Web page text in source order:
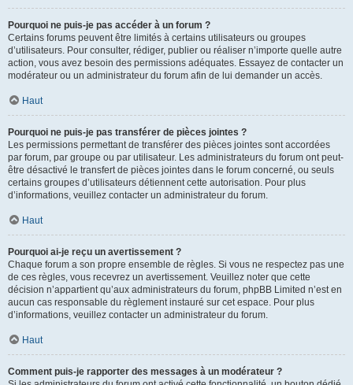
Pourquoi ne puis-je pas accéder à un forum ?
Certains forums peuvent être limités à certains utilisateurs ou groupes
d’utilisateurs. Pour consulter, rédiger, publier ou réaliser n’importe quelle autre
action, vous avez besoin des permissions adéquates. Essayez de contacter un
modérateur ou un administrateur du forum afin de lui demander un accès.
Haut
Pourquoi ne puis-je pas transférer de pièces jointes ?
Les permissions permettant de transférer des pièces jointes sont accordées
par forum, par groupe ou par utilisateur. Les administrateurs du forum ont peut-
être désactivé le transfert de pièces jointes dans le forum concerné, ou seuls
certains groupes d’utilisateurs détiennent cette autorisation. Pour plus
d’informations, veuillez contacter un administrateur du forum.
Haut
Pourquoi ai-je reçu un avertissement ?
Chaque forum a son propre ensemble de règles. Si vous ne respectez pas une
de ces règles, vous recevrez un avertissement. Veuillez noter que cette
décision n’appartient qu’aux administrateurs du forum, phpBB Limited n’est en
aucun cas responsable du règlement instauré sur cet espace. Pour plus
d’informations, veuillez contacter un administrateur du forum.
Haut
Comment puis-je rapporter des messages à un modérateur ?